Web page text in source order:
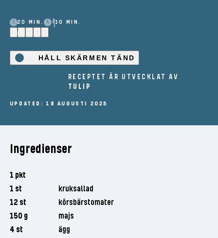
20 MIN.
10 MIN.
(6)
HÅLL SKÄRMEN TÄND
RECEPTET ÄR UTVECKLAT AV
TULIP
UPDATED: 18 AUGUSTI 2025
Ingredienser
1 pkt
1 st
kruksallad
12 st
körsbärstomater
150 g
majs
4 st
ägg